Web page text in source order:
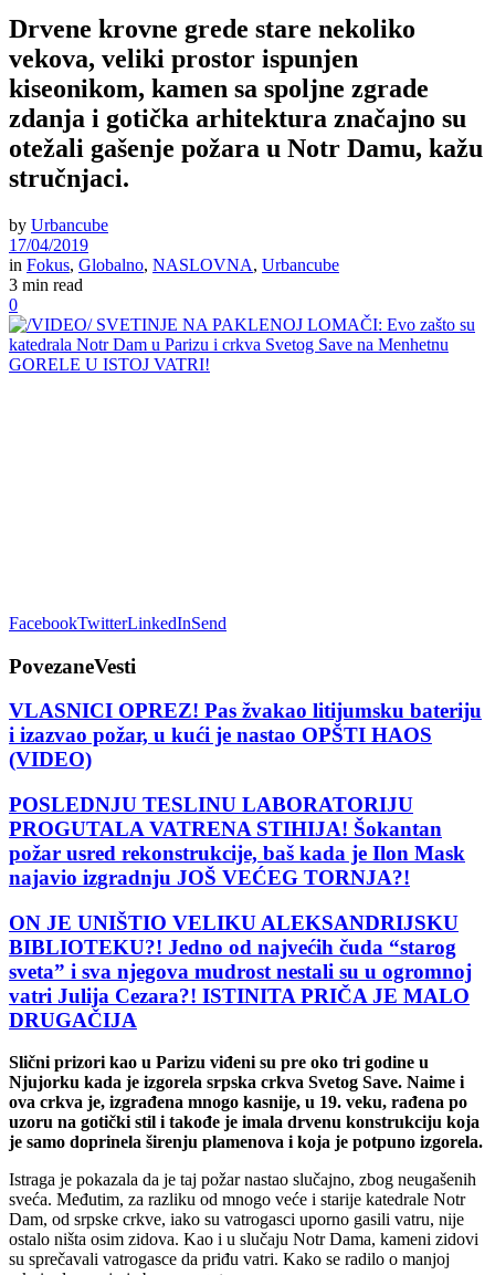
Drvene krovne grede stare nekoliko
vekova, veliki prostor ispunjen
kiseonikom, kamen sa spoljne zgrade
zdanja i gotička arhitektura značajno su
otežali gašenje požara u Notr Damu, kažu
stručnjaci.
by Urbancube
17/04/2019
in Fokus, Globalno, NASLOVNA, Urbancube
3 min read
0
FacebookTwitterLinkedInSend
PovezaneVesti
VLASNICI OPREZ! Pas žvakao litijumsku bateriju
i izazvao požar, u kući je nastao OPŠTI HAOS
(VIDEO)
POSLEDNJU TESLINU LABORATORIJU
PROGUTALA VATRENA STIHIJA! Šokantan
požar usred rekonstrukcije, baš kada je Ilon Mask
najavio izgradnju JOŠ VEĆEG TORNJA?!
ON JE UNIŠTIO VELIKU ALEKSANDRIJSKU
BIBLIOTEKU?! Jedno od najvećih čuda “starog
sveta” i sva njegova mudrost nestali su u ogromnoj
vatri Julija Cezara?! ISTINITA PRIČA JE MALO
DRUGAČIJA
Slični prizori kao u Parizu viđeni su pre oko tri godine u
Njujorku kada je izgorela srpska crkva Svetog Save. Naime i
ova crkva je, izgrađena mnogo kasnije, u 19. veku, rađena po
uzoru na gotički stil i takođe je imala drvenu konstrukciju koja
je samo doprinela širenju plamenova i koja je potpuno izgorela.
Istraga je pokazala da je taj požar nastao slučajno, zbog neugašenih
sveća. Međutim, za razliku od mnogo veće i starije katedrale Notr
Dam, od srpske crkve, iako su vatrogasci uporno gasili vatru, nije
ostalo ništa osim zidova. Kao i u slučaju Notr Dama, kameni zidovi
su sprečavali vatrogasce da priđu vatri. Kako se radilo o manjoj